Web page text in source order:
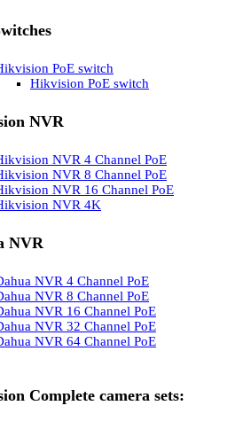
PoE switch
Hikvision PoE switch
NVR
NVR 4 Channel PoE
NVR 8 Channel PoE
NVR 16 Channel PoE
NVR 4K
NVR
NVR 4 Channel PoE
NVR 8 Channel PoE
NVR 16 Channel PoE
NVR 32 Channel PoE
NVR 64 Channel PoE
Complete camera sets: